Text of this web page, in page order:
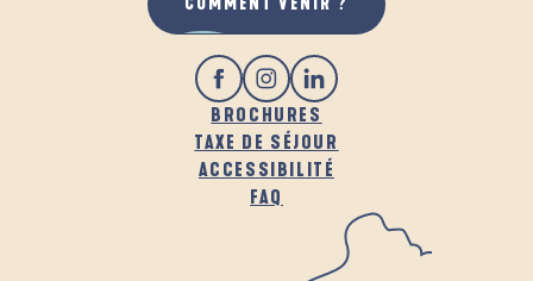
BROCHURES
TAXE DE SÉJOUR
ACCESSIBILITÉ
FAQ